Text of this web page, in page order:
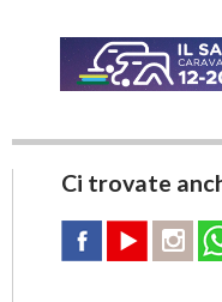
Ci trovate